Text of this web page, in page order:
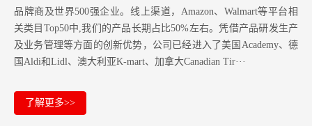
品牌商及世界500强企业。 线上渠道，Amazon、Walmart等平台相
关类目Top50中,我们的产品长期占比50%左右。凭借产品研发生产
及业务管理等方面的创新优势，公司已经进入了美国Academy、德
国Aldi和Lidl、澳大利亚K-mart、加拿大Canadian Tir···
了解更多>>